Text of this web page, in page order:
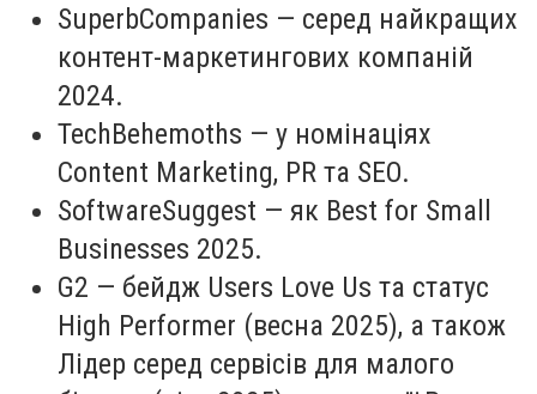
SuperbCompanies — серед найкращих
контент-маркетингових компаній
2024.
TechBehemoths — у номінаціях
Content Marketing, PR та SEO.
SoftwareSuggest — як Best for Small
Businesses 2025.
G2 — бейдж Users Love Us та статус
High Performer (весна 2025), а також
Лідер серед сервісів для малого